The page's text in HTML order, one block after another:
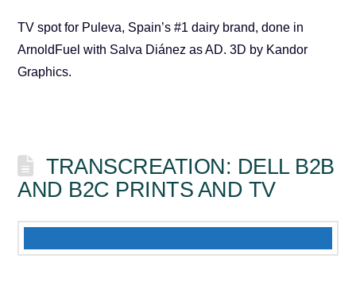
TV spot for Puleva, Spain’s #1 dairy brand, done in
ArnoldFuel with Salva Diánez as AD. 3D by Kandor
Graphics.
TRANSCREATION: DELL B2B
AND B2C PRINTS AND TV